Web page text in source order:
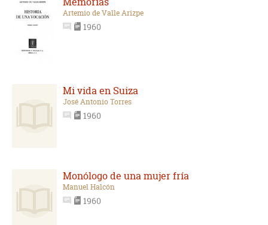
Artemio de Valle Arizpe
1960
Mi vida en Suiza
José Antonio Torres
1960
Monólogo de una mujer fría
Manuel Halcón
1960